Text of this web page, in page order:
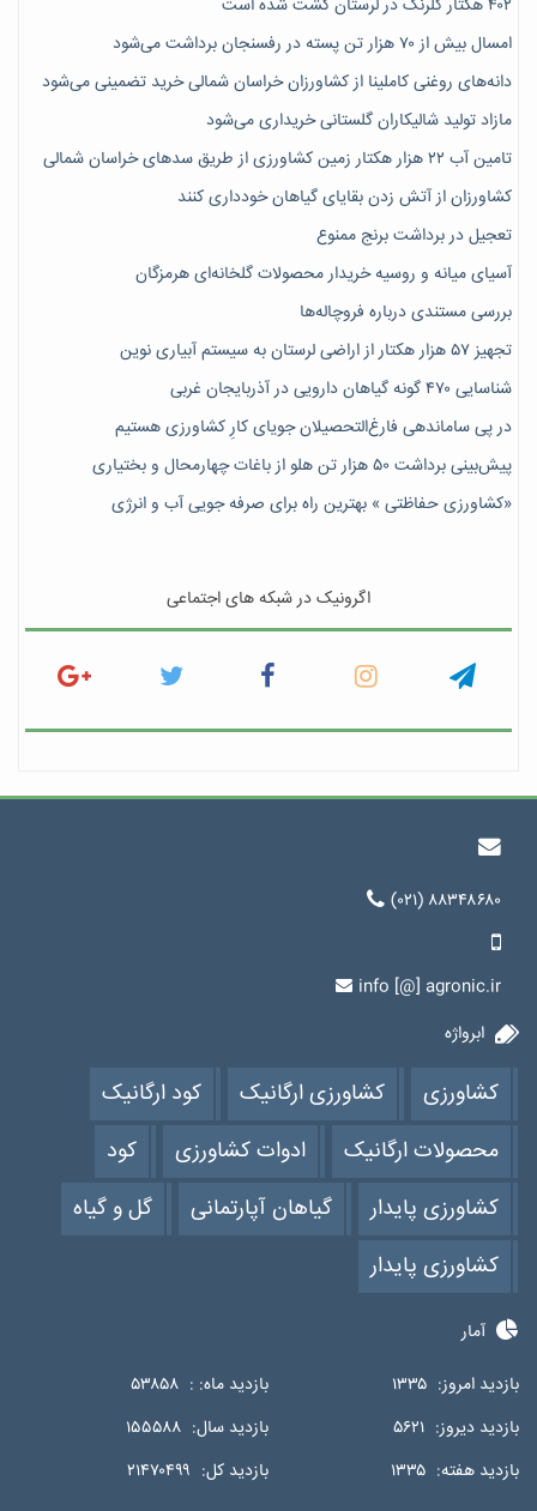
۴۰۲ هکتار گلرنگ در لرستان کشت شده است
امسال بیش از ۷۰ هزار تن پسته در رفسنجان برداشت می‌شود
دانه‌های روغنی کاملینا از کشاورزان خراسان شمالی خرید تضمینی می‌شود
مازاد تولید شالیکاران گلستانی خریداری می‌شود
تامین آب ۲۲ هزار هکتار زمین کشاورزی از طریق سدهای خراسان شمالی
کشاورزان از آتش زدن بقایای گیاهان خودداری کنند
تعجیل در برداشت برنج ممنوع
آسیای میانه و روسیه خریدار محصولات گلخانه‌ای هرمزگان
بررسی مستندی درباره فروچاله‌ها
تجهیز ۵۷ هزار هکتار از اراضی لرستان به سیستم آبیاری نوین
شناسایی ۴۷٠ گونه گیاهان دارویی در آذربایجان غربی
در پی ساماندهی فارغ‌التحصیلان جویای کارِ کشاورزی هستیم
پیش‎‌بینی برداشت ۵۰ هزار تن هلو از باغات چهارمحال و بختیاری
«کشاورزی حفاظتی » بهترین راه برای صرفه جویی آب و انرژی
اگرونیک در شبکه های اجتماعی
(۰۲۱) ۸۸۳۴۸۶۸۰
info [@] agronic.ir
ابرواژه
کشاورزی کشاورزی ارگانیک
کود ارگانیک
محصولات ارگانیک
ادوات کشاورزی
کود
کشاورزی پایدار
گیاهان آپارتمانی
گل و گیاه
کشاورزی پایدار
آمار
بازدید امروز: ۱۳۳۵ بازدید ماه: : ۵۳۸۵۸
بازدید دیروز: ۵۶۲۱ بازدید سال: ۱۵۵۵۸۸
بازدید هفته: ۱۳۳۵ بازدید کل: ۲۱۴۷۰۴۹۹